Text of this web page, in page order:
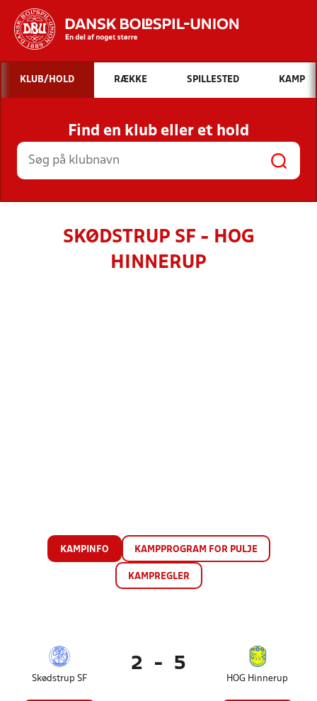
Hvad vil du søge efter?
INDHOLD OG NYHEDER
STILLINGER, RESULTATER, KLUBBER OG
HOLD
KLUB/HOLD RÆKKE SPILLESTED KAMP
Find en klub eller et hold
SKØDSTRUP SF - HOG
HINNERUP
KAMPINFO KAMPPROGRAM FOR PULJE
KAMPREGLER
Skødstrup SF
2 - 5
HOG Hinnerup